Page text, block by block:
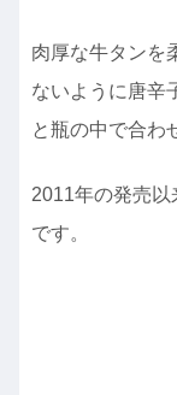
肉厚な牛タンを
ないように唐辛
と瓶の中で合わ
2011年の発売
です。